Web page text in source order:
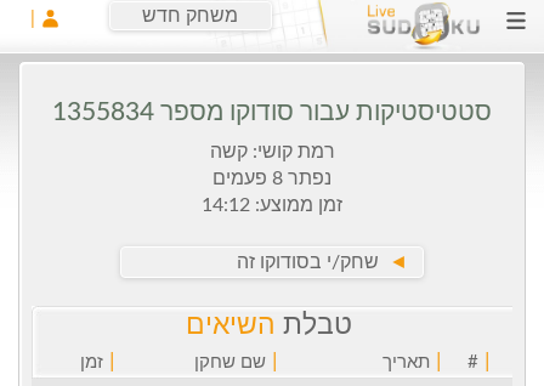
משחק חדש
סטטיסטיקות עבור סודוקו מספר 1355834
רמת קושי: קשה
נפתר 8 פעמים
זמן ממוצע: 14:12
►שחק/י בסודוקו זה
טבלת השיאים
# תאריך שם שחקן
זמן